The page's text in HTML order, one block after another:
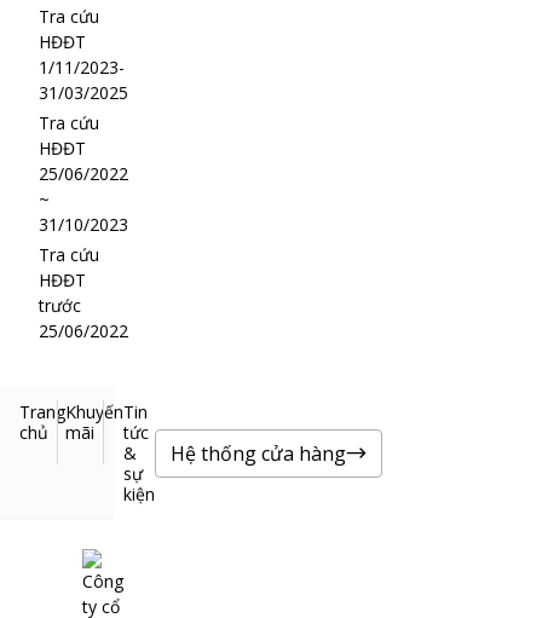
Tra cứu
HĐĐT
1/11/2023-
31/03/2025
Tra cứu
HĐĐT
25/06/2022
~
31/10/2023
Tra cứu
HĐĐT
trước
25/06/2022
Trang
chủ
Khuyến
mãi
Tin
tức
&
sự
kiện
Hệ thống cửa hàng